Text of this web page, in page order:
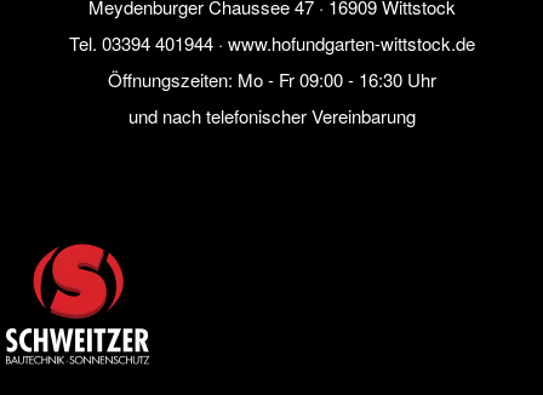
Meydenburger Chaussee 47 · 16909 Wittstock
Tel. 03394 401944· www.hofundgarten-wittstock.de
Öffnungszeiten: Mo - Fr 09:00 - 16:30 Uhr
und nach telefonischer Vereinbarung